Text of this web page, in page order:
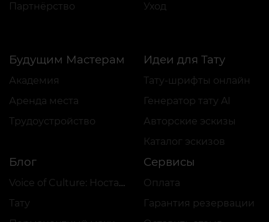
Партнёрство
Уход
Будущим Мастерам
Академия
Аренда места
Трудоустройство
Идеи для Тату
Тату-шрифты онлайн
Генератор тату AI
Авторские эскизы
Каталог эскизов
Блог
Voice of Culture: Ностальгия по 2000-м
Тату
Сервисы
Оплата
Гарантия резервации